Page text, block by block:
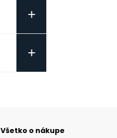
+
+
Všetko o nákupe